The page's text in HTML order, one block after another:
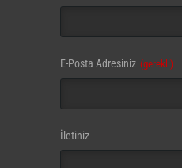
E-Posta Adresiniz (gerekli)
Email
Address (gerekli)
İletiniz